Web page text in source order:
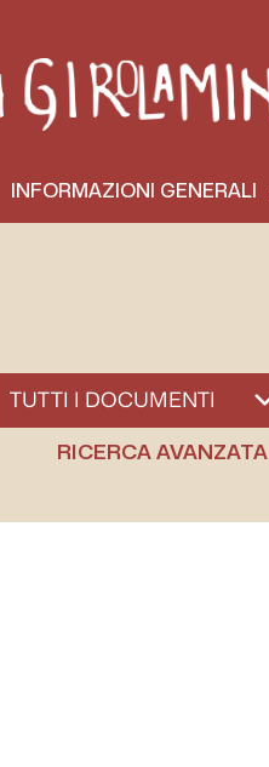
INFORMAZIONI GENERALI
SELEZIONA UN DOCUMENTO
RICERCA AVANZATA